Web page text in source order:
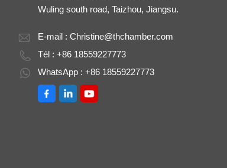
Wuling south road, Taizhou, Jiangsu.
E-mail :Christine@thchamber.com
Tél : +86 18559227773
WhatsApp : +86 18559227773